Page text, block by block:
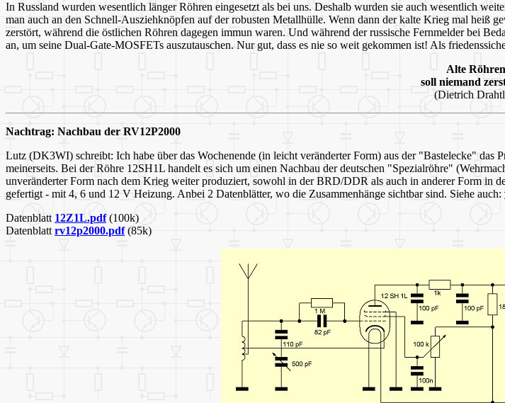
In Russland wurden wesentlich länger Röhren eingesetzt als bei uns. Deshalb wurden sie auch wesentlich
man auch an den Schnell-Ausziehknöpfen auf der robusten Metallhülle. Wenn dann der kalte Krieg mal heiß
zerstört, während die östlichen Röhren dagegen immun waren. Und während der russische Fernmelder bei
an, um seine Dual-Gate-MOSFETs auszutauschen. Nur gut, dass es nie so weit gekommen ist! Als
Alte Röhren
soll niemand
(Dietrich
Nachtrag: Nachbau der RV12P2000
Lutz (DK3WI) schreibt: Ich habe über das Wochenende (in leicht veränderter Form) aus der "Bastelecke"
meinerseits. Bei der Röhre 12SH1L handelt es sich um einen Nachbau der deutschen "Spezialröhre"
unveränderter Form nach dem Krieg weiter produziert, sowohl in der BRD/DDR als auch in anderer Form in
gefertigt - mit 4, 6 und 12 V Heizung. Anbei 2 Datenblätter, wo die Zusammenhänge sichtbar sind. Siehe auch:
Datenblatt 12Z1L.pdf(100k)
Datenblattrv12p2000.pdf(85k)